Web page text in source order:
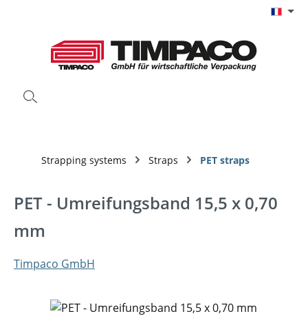
Strapping systems Straps PET straps
PET - Umreifungsband 15,5 x 0,70
mm
Timpaco GmbH
Ignorer la galerie d'images